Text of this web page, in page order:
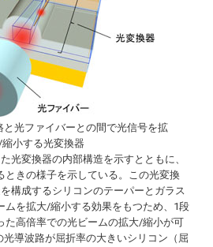
と光ファイバーとの間で光信号を拡
縮小する光変換器
光変換器の内部構造を示すとともに、
ときの様子を示している。この光変換
構成するシリコンのテーパーとガラス
ムを拡大/縮小する効果をもつため、1段
た高倍率での光ビームの拡大/縮小が可
光導波路が屈折率の大きいシリコン（屈